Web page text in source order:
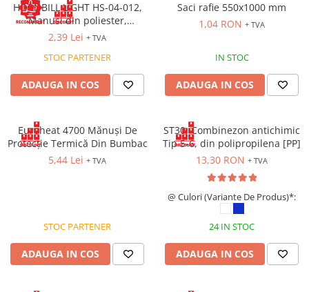
HORNBILL LIGHT HS-04-012,
Manusi din poliester,
imersate in latex
2,39 Lei + TVA
STOC PARTENER
ADAUGA IN COS
Saci rafie 550x1000 mm
1,04 RON + TVA
IN STOC
ADAUGA IN COS
Euroheat 4700 Mănuși De
Protecție Termică Din Bumbac
5,44 Lei + TVA
STOC PARTENER
ADAUGA IN COS
ST30, Combinezon antichimic
Tip 5-6, din polipropilena [PP]
13,30 RON + TVA
@ Culori (Variante De Produs)*:
24 IN STOC
ADAUGA IN COS